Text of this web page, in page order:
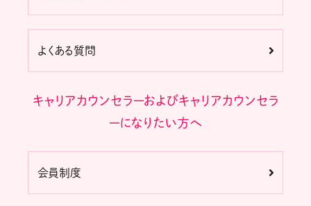
よくある質問
キャリアカウンセラーおよびキャリアカウンセラ
ーになりたい方へ
会員制度